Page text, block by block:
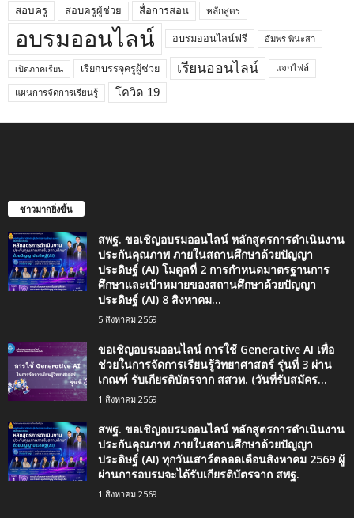
สอบครู สอบครูผู้ช่วย สื่อการสอน หลักสูตร
อบรมออนไลน์ อบรมออนไลน์ฟรี อัมพร พินะสา
เปิดภาคเรียน เรียกบรรจุครูผู้ช่วย เรียนออนไลน์ แจกไฟล์
แผนการจัดการเรียนรู้ โควิด 19
ข่าวมากยิ่งขึ้น
สพฐ. ขอเชิญอบรมออนไลน์ หลักสูตรการดำเนินงาน
ประกันคุณภาพ ภายในสถานศึกษาด้วยปัญญา
ประดิษฐ์ (AI) โมดูลที่ 2 การกำหนดมาตรฐานการ
ศึกษาและเป้าหมายของสถานศึกษาด้วยปัญญา
ประดิษฐ์ (AI) 8 สิงหาคม...
5 สิงหาคม 2569
ขอเชิญอบรมออนไลน์ การใช้ Generative AI เพื่อ
ช่วยในการจัดการเรียนรู้วิทยาศาสตร์ รุ่นที่ 3 ผ่าน
เกณฑ์ รับเกียรติบัตรจาก สสวท. (วันที่รับสมัคร...
1 สิงหาคม 2569
สพฐ. ขอเชิญอบรมออนไลน์ หลักสูตรการดำเนินงาน
ประกันคุณภาพ ภายในสถานศึกษาด้วยปัญญา
ประดิษฐ์ (AI) ทุกวันเสาร์ตลอดเดือนสิงหาคม 2569 ผู้
ผ่านการอบรมจะได้รับเกียรติบัตรจาก สพฐ.
1 สิงหาคม 2569